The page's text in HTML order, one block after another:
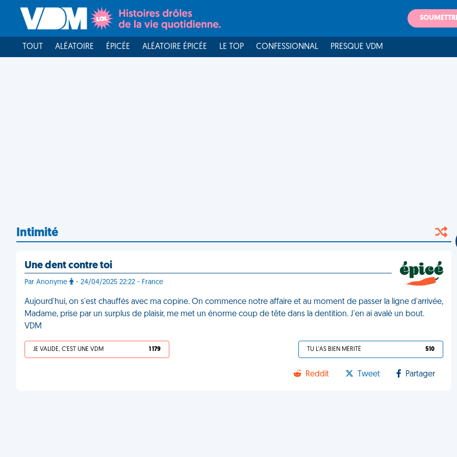
TOUT ALÉATOIRE ÉPICÉE ALÉATOIRE ÉPICÉE LE TOP CONFESSIONNAL PRESQUE VDM
Intimité
Une dent contre toi
Par Anonyme - 24/04/2025 22:22 - France
Aujourd'hui, on s'est chauffés avec ma copine. On commence notre affaire et au moment de passer la ligne d'arrivée,
Madame, prise par un surplus de plaisir, me met un énorme coup de tête dans la dentition. J'en ai avalé un bout.
VDM
JE VALIDE, C'EST UNE VDM 1 179 TU L'AS BIEN MÉRITÉ 510
Reddit Tweet Partager